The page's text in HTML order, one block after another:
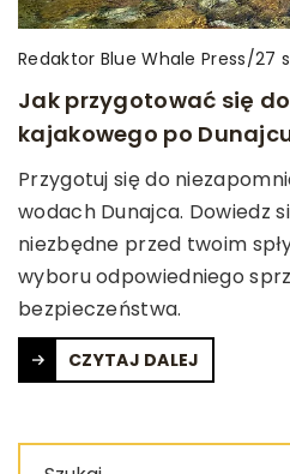
Redaktor Blue Whale Press/27
Jak przygotować się do
kajakowego po
Przygotuj się do
wodach Dunajca. Dowiedz
niezbędne przed twoim
wyboru odpowiedniego
bezpieczeństwa.
CZYTAJ DALEJ